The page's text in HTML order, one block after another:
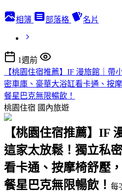
相簿 部落格 名片
1週前
【桃園住宿推薦】IF 漫旅館｜帶
密車庫、豪華大浴缸看卡通、按
餐星巴克無限暢飲！
桃園住宿 國內旅遊
【桃園住宿推薦】IF
這家太放鬆！獨立私
看卡通、按摩椅舒壓
餐星巴克無限暢飲！ 每